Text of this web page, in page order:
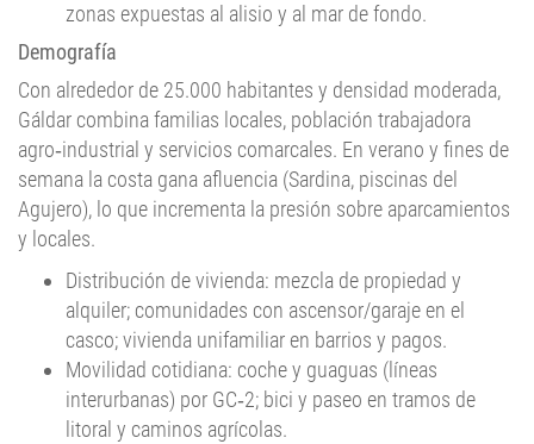
zonas expuestas al alisio y al mar de fondo.
Demografía
Con alrededor de 25.000 habitantes y densidad moderada,
Gáldar combina familias locales, población trabajadora
agro‑industrial y servicios comarcales. En verano y fines de
semana la costa gana afluencia (Sardina, piscinas del
Agujero), lo que incrementa la presión sobre aparcamientos
y locales.
Distribución de vivienda: mezcla de propiedad y
alquiler; comunidades con ascensor/garaje en el
casco; vivienda unifamiliar en barrios y pagos.
Movilidad cotidiana: coche y guaguas (líneas
interurbanas) por GC‑2; bici y paseo en tramos de
litoral y caminos agrícolas.